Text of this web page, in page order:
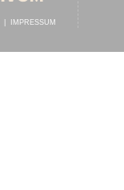
IMPRESSUM